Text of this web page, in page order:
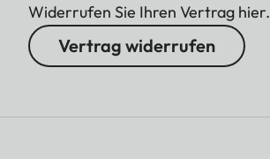
Widerrufen Sie Ihren Vertrag hier.
Vertrag widerrufen